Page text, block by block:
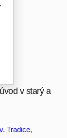
v starý a
Tradice,